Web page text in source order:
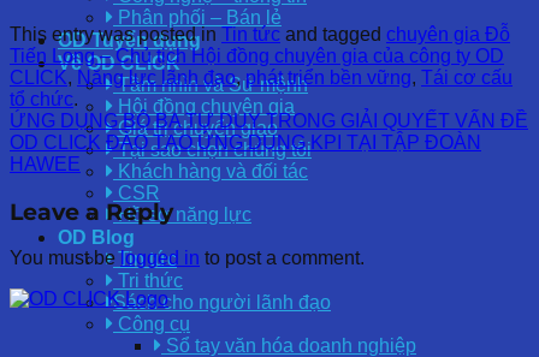
Phân phối – Bán lẻ
OD Tuyển dụng
Về OD CLICK
Tầm nhìn và Sứ mệnh
Hội đồng chuyên gia
Giá trị chuyển giao
Tại sao chọn chúng tôi
Khách hàng và đối tác
CSR
Hồ sơ năng lực
OD Blog
Tin tức
Tri thức
Sách cho người lãnh đạo
Công cụ
Sổ tay văn hóa doanh nghiệp
This entry was posted in Tin tức and tagged chuyên gia Đỗ
Tiến Long – Chủ tịch Hội đồng chuyên gia của công ty OD
CLICK, Năng lực lãnh đạo,phát triển bền vững, Tái cơ cấu
tổ chức.
ỨNG DỤNG BỘ BA TƯ DUY TRONG GIẢI QUYẾT VẤN ĐỀ
OD CLICK ĐÀO TẠO ỨNG DỤNG KPI TẠI TẬP ĐOÀN
HAWEE
Leave a Reply
You must belogged in to post a comment.